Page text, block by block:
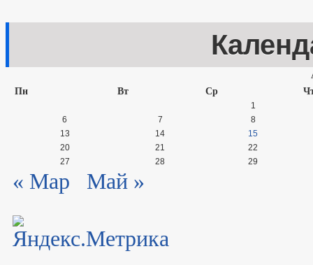
Пн
Вт Ср
1
6
7
8
13
14
15
20
21
22
27
28 29
« Мар Май »